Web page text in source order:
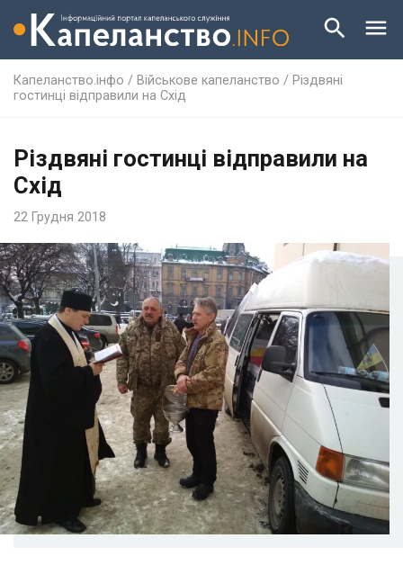
Капеланство.інфо / Військове капеланство / Різдвяні
гостинці відправили на Схід
Різдвяні гостинці відправили на
Схід
22 Грудня 2018